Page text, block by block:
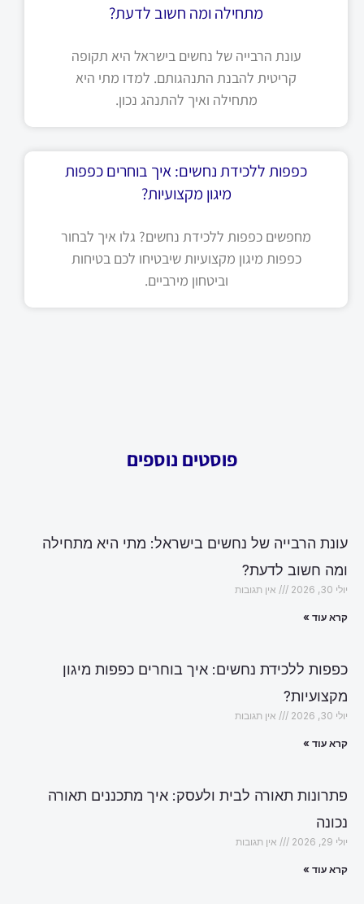
מתחילה ומה חשוב לדעת?
עונת הרבייה של נחשים בישראל היא תקופה
קריטית להבנת התנהגותם. למדו מתי היא
מתחילה ואיך להתנהג נכון.
כפפות ללכידת נחשים: איך בוחרים כפפות
מיגון מקצועיות?
מחפשים כפפות ללכידת נחשים? גלו איך לבחור
כפפות מיגון מקצועיות שיבטיחו לכם בטיחות
וביטחון מירביים.
פוסטים נוספים
עונת הרבייה של נחשים בישראל: מתי היא מתחילה
ומה חשוב לדעת?
יולי 30, 2026 אין תגובות
קרא עוד »
כפפות ללכידת נחשים: איך בוחרים כפפות מיגון
מקצועיות?
יולי 30, 2026 אין תגובות
קרא עוד »
פתרונות תאורה לבית ולעסק: איך מתכננים תאורה
נכונה
יולי 29, 2026 אין תגובות
קרא עוד »